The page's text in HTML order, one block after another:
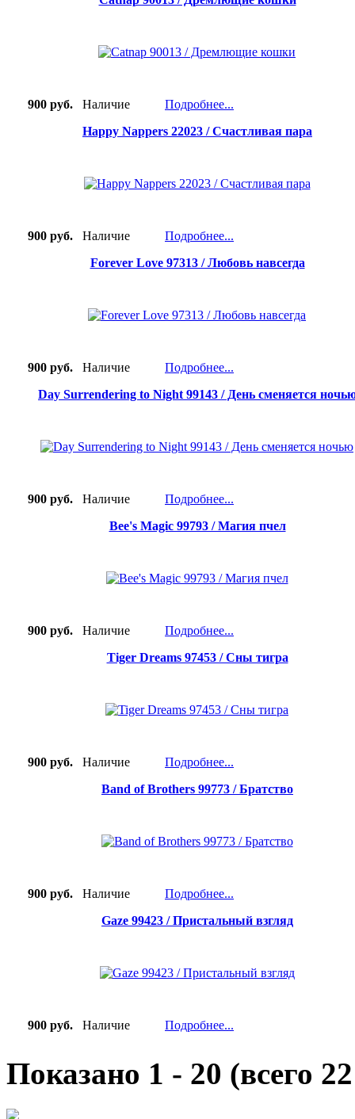
900 руб. Наличие
Подробнее...
Happy Nappers 22023 / Счастливая пара
900 руб. Наличие
Подробнее...
Forever Love 97313 / Любовь навсегда
900 руб. Наличие
Подробнее...
Day Surrendering to Night 99143 / День сменяется
900 руб. Наличие
Подробнее...
Bee's Magic 99793 / Магия пчел
900 руб. Наличие
Подробнее...
Tiger Dreams 97453 / Сны тигра
900 руб. Наличие
Подробнее...
Band of Brothers 99773 / Братство
900 руб. Наличие
Подробнее...
Gaze 99423 / Пристальный взгляд
900 руб. Наличие Подробнее...
Показано 1 - 20 (всего 22